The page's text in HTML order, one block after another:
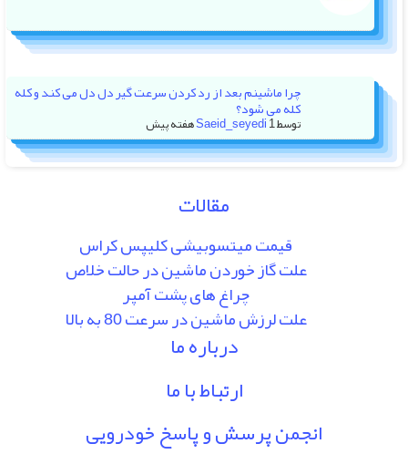
چرا ماشینم بعد از رد کردن سرعت گیر دل دل می کند و کله
کله می شود؟
توسط Saeid_seyedi1 هفته پیش
مقالات
قیمت میتسوبیشی کلیپس کراس
علت گاز خوردن ماشین در حالت خلاص
چراغ های پشت آمپر
علت لرزش ماشین در سرعت 80 به بالا
درباره ما
ارتباط با ما
انجمن پرسش و پاسخ خودرویی